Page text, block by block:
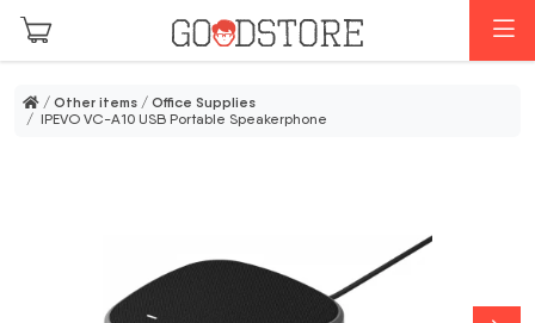
Skip to main content
/ Other items / Office Supplies
/ IPEVO VC-A10 USB Portable Speakerphone